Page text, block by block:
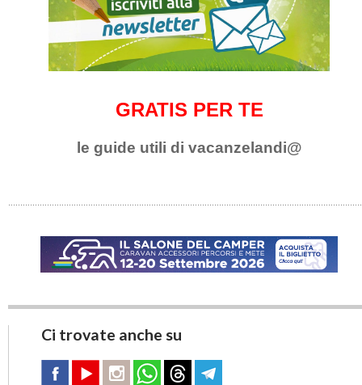
GRATIS PER TE
le guide utili di vacanzelandi@
Ci trovate anche su